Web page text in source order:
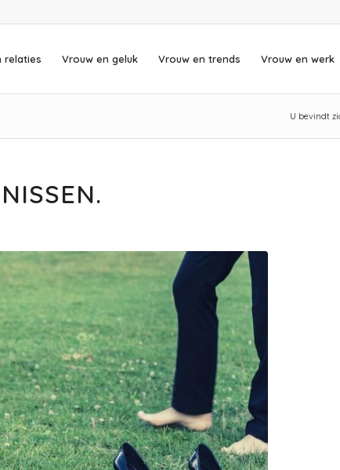
relaties Vrouw en geluk Vrouw en trends Vrouw en werk
U bevindt